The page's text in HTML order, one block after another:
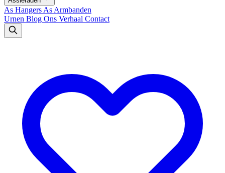
As Hangers As Armbanden
Urnen Blog Ons Verhaal Contact